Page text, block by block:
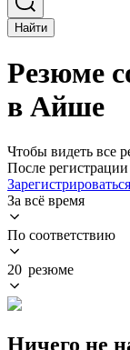
Найти
Резюме
в Айше
Чтобы видеть все
После
Зарегистрироваться
За всё время
По соответствию
20 резюме
Ничего не